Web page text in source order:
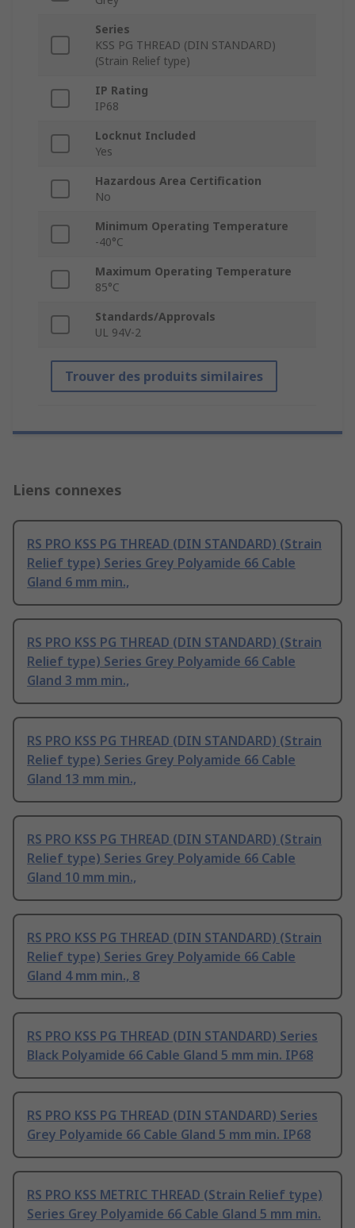
Series
KSS PG THREAD (DIN STANDARD)
(Strain Relief type)
IP Rating
IP68
Locknut Included
Yes
Hazardous Area Certification
No
Minimum Operating Temperature
-40°C
Maximum Operating Temperature
85°C
Standards/Approvals
UL 94V-2
Trouver des produits similaires
Liens connexes
RS PRO KSS PG THREAD (DIN STANDARD) (Strain
Relief type) Series Grey Polyamide 66 Cable
Gland 6 mm min.,
RS PRO KSS PG THREAD (DIN STANDARD) (Strain
Relief type) Series Grey Polyamide 66 Cable
Gland 3 mm min.,
RS PRO KSS PG THREAD (DIN STANDARD) (Strain
Relief type) Series Grey Polyamide 66 Cable
Gland 13 mm min.,
RS PRO KSS PG THREAD (DIN STANDARD) (Strain
Relief type) Series Grey Polyamide 66 Cable
Gland 10 mm min.,
RS PRO KSS PG THREAD (DIN STANDARD) (Strain
Relief type) Series Grey Polyamide 66 Cable
Gland 4 mm min., 8
RS PRO KSS PG THREAD (DIN STANDARD) Series
Black Polyamide 66 Cable Gland 5 mm min. IP68
RS PRO KSS PG THREAD (DIN STANDARD) Series
Grey Polyamide 66 Cable Gland 5 mm min. IP68
RS PRO KSS METRIC THREAD (Strain Relief type)
Series Grey Polyamide 66 Cable Gland 5 mm min.